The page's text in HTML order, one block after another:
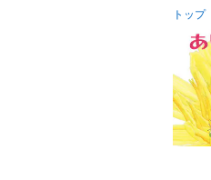
トップ